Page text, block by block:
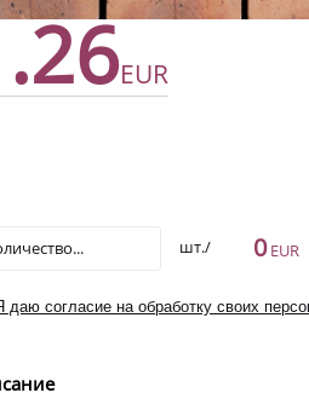
EUR
шт./ 0EUR
даю согласие на обработку своих